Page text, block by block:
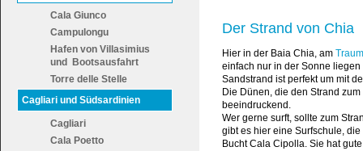
Cala Giunco
Campulongu
Hafen von Villasimius
und Bootsausfahrt
Torre delle Stelle
Cagliari und Südsardinien
Cagliari
Cala Poetto
Der Strand von Chia
Hier in der Baia Chia, am
einfach nur in der Sonne
Sandstrand ist perfekt um mit
Die Dünen, die den Strand
beeindruckend.
Wer gerne surft, sollte zum
gibt es hier eine Surfschule,
Bucht Cala Cipolla. Sie hat